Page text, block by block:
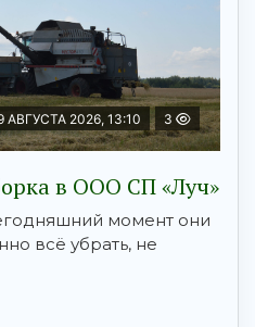
АВГУСТА 2026, 13:10 3
в ООО СП «Луч»
момент они
всё убрать, не